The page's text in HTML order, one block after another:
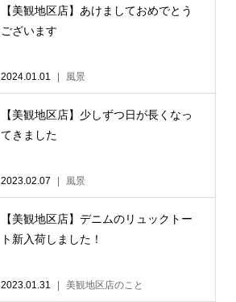
【美観地区店】あけましておめでとう
ございます
2024.01.01 風景
【美観地区店】少しずつ日が長くなっ
てきました
2023.02.07 風景
【美観地区店】デニムのリュックトー
ト新入荷しました！
2023.01.31 美観地区店のこと